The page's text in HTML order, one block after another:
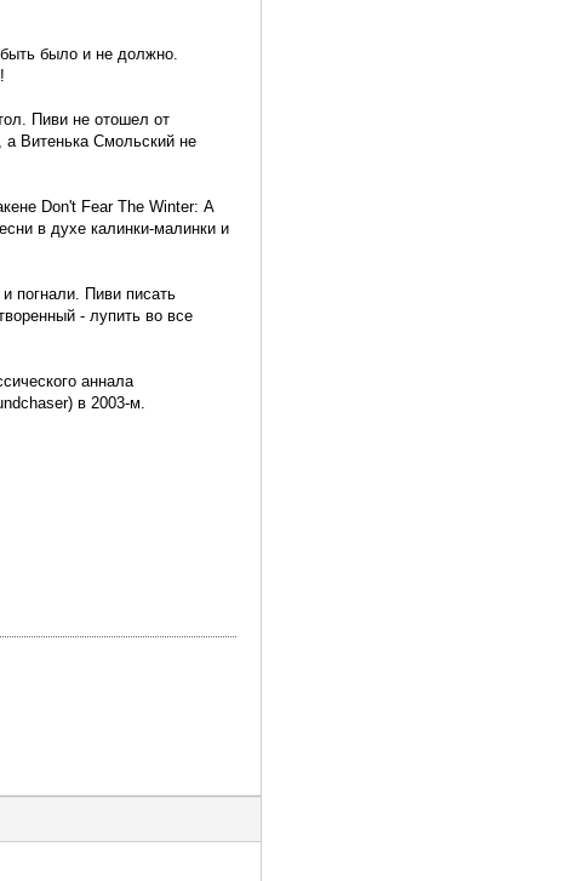
было и не должно.
Пиви не отошел от
Витенька Смольский не
Don't Fear The Winter: А
в духе калинки-малинки и
погнали. Пиви писать
- лупить во все
аннала
в 2003-м.